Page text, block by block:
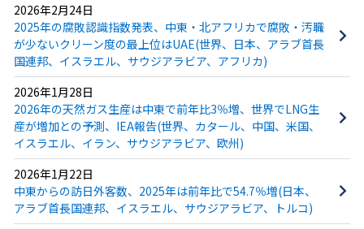
2026年2月24日
2025年の腐敗認識指数発表、中東・北アフリカで腐敗・汚職
が少ないクリーン度の最上位はUAE(世界、日本、アラブ首長
国連邦、イスラエル、サウジアラビア、アフリカ)
2026年1月28日
2026年の天然ガス生産は中東で前年比3％増、世界でLNG生
産が増加との予測、IEA報告(世界、カタール、中国、米国、
イスラエル、イラン、サウジアラビア、欧州)
2026年1月22日
中東からの訪日外客数、2025年は前年比で54.7％増(日本、
アラブ首長国連邦、イスラエル、サウジアラビア、トルコ)